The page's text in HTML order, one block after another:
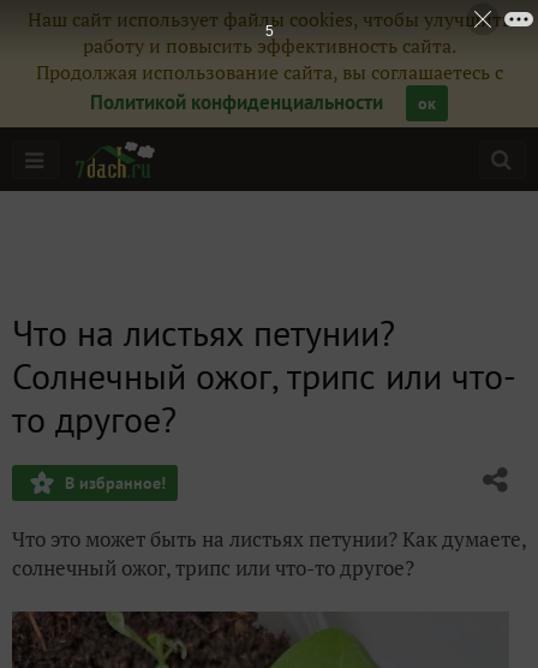
Наш сайт использует файлы cookies, чтобы улучшить
работу и повысить эффективность сайта.
Продолжая использование сайта, вы соглашаетесь с
Политикой конфиденциальности
ок
Что на листьях петунии?
Солнечный ожог, трипс или что-
то другое?
В избранное!
Что это может быть на листьях петунии? Как думаете,
солнечный ожог, трипс или что-то другое?
5